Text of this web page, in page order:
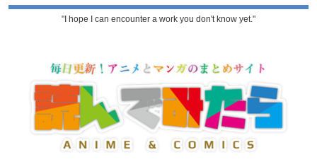
"I hope I can encounter a work you don't know yet."